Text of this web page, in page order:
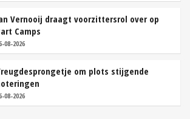
Vernooij draagt voorzittersrol over op
Camps
08-2026
om plots stijgende
08-2026